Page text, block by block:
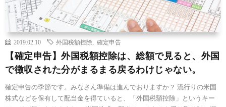
2019.02.10 外国税額控除 確定申告
【確定申告】外国税額控除は、総額で見ると、外国
で徴収された分がまるまる戻るわけじゃない。
確定申告の季節です。みなさん準備は進んでおりますか？ 流行りの米国
株式などを保有して配当金を得ていると、「外国税額控除」というキー